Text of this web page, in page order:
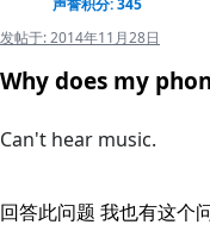
声誉积分: 345
发帖于:2014年11月28日
Why does my
Can't hear music.
回答此问题 我也有这个